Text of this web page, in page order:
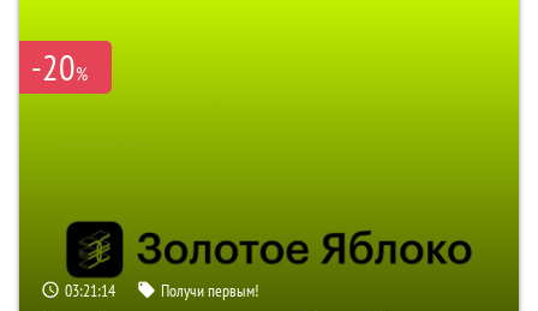
-20%
03:21:13 Получи первым!